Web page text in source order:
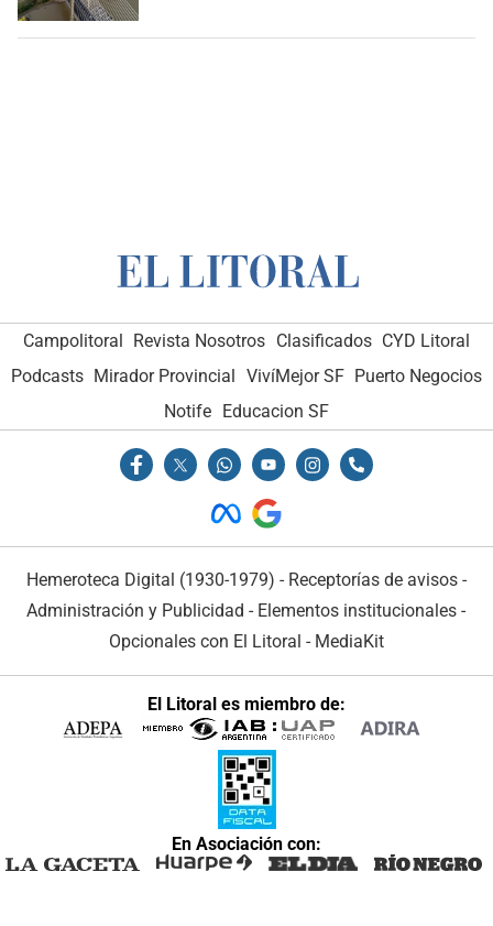
Campolitoral Revista Nosotros Clasificados CYD Litoral
Podcasts Mirador Provincial VivíMejor SF Puerto Negocios
Notife Educacion SF
Hemeroteca Digital (1930-1979) - Receptorías de avisos -
Administración y Publicidad - Elementos institucionales -
Opcionales con El Litoral - MediaKit
El Litoral es miembro de:
En Asociación con: